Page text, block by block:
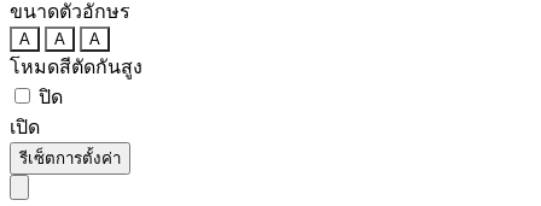
ขนาดตัวอักษร
A A A
โหมดสีตัดกันสูง
ปิด
เปิด
รีเซ็ตการตั้งค่า